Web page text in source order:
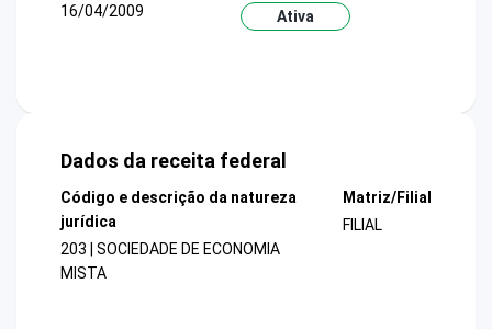
16/04/2009
Ativa
Dados da receita federal
Código e descrição da natureza
jurídica
203 | SOCIEDADE DE ECONOMIA
MISTA
Matriz/Filial
FILIAL